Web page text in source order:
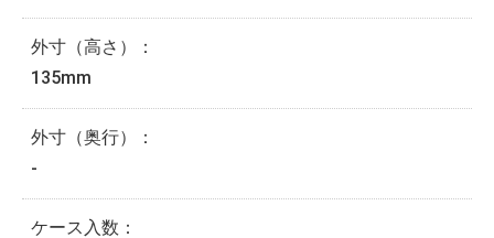
外寸（高さ）：
135mm
外寸（奥行）：
-
ケース入数：